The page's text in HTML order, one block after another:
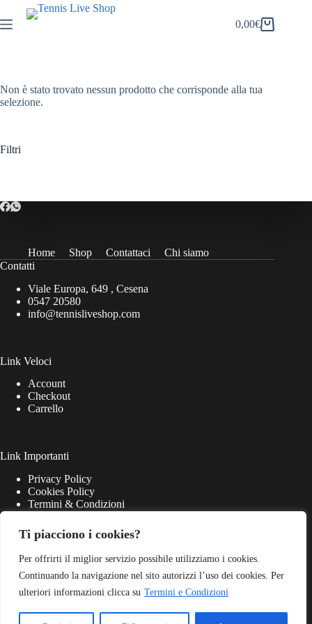
Ti piacciono i cookies?
Per offrirti il miglior servizio possibile utilizziamo i cookies.
Continuando la navigazione nel sito autorizzi l’uso dei cookies. Per
ulteriori informazioni clicca su Termini e Condizioni
al
contenuto
Carrello
0,00€
Non è stato trovato nessun prodotto che corrisponde alla tua
selezione.
Filtri
Home Shop Contattaci
Chi siamo
Contatti
Viale Europa, 649 , Cesena
0547 20580
info@tennisliveshop.com
Link Veloci
Account
Checkout
Carrello
Link Importanti
Privacy Policy
Cookies Policy
Termini & Condizioni